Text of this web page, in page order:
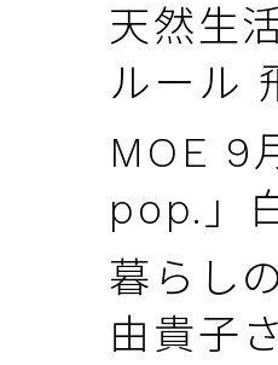
天然生
ルール
MOE 9
pop.」
暮らし
由貴子